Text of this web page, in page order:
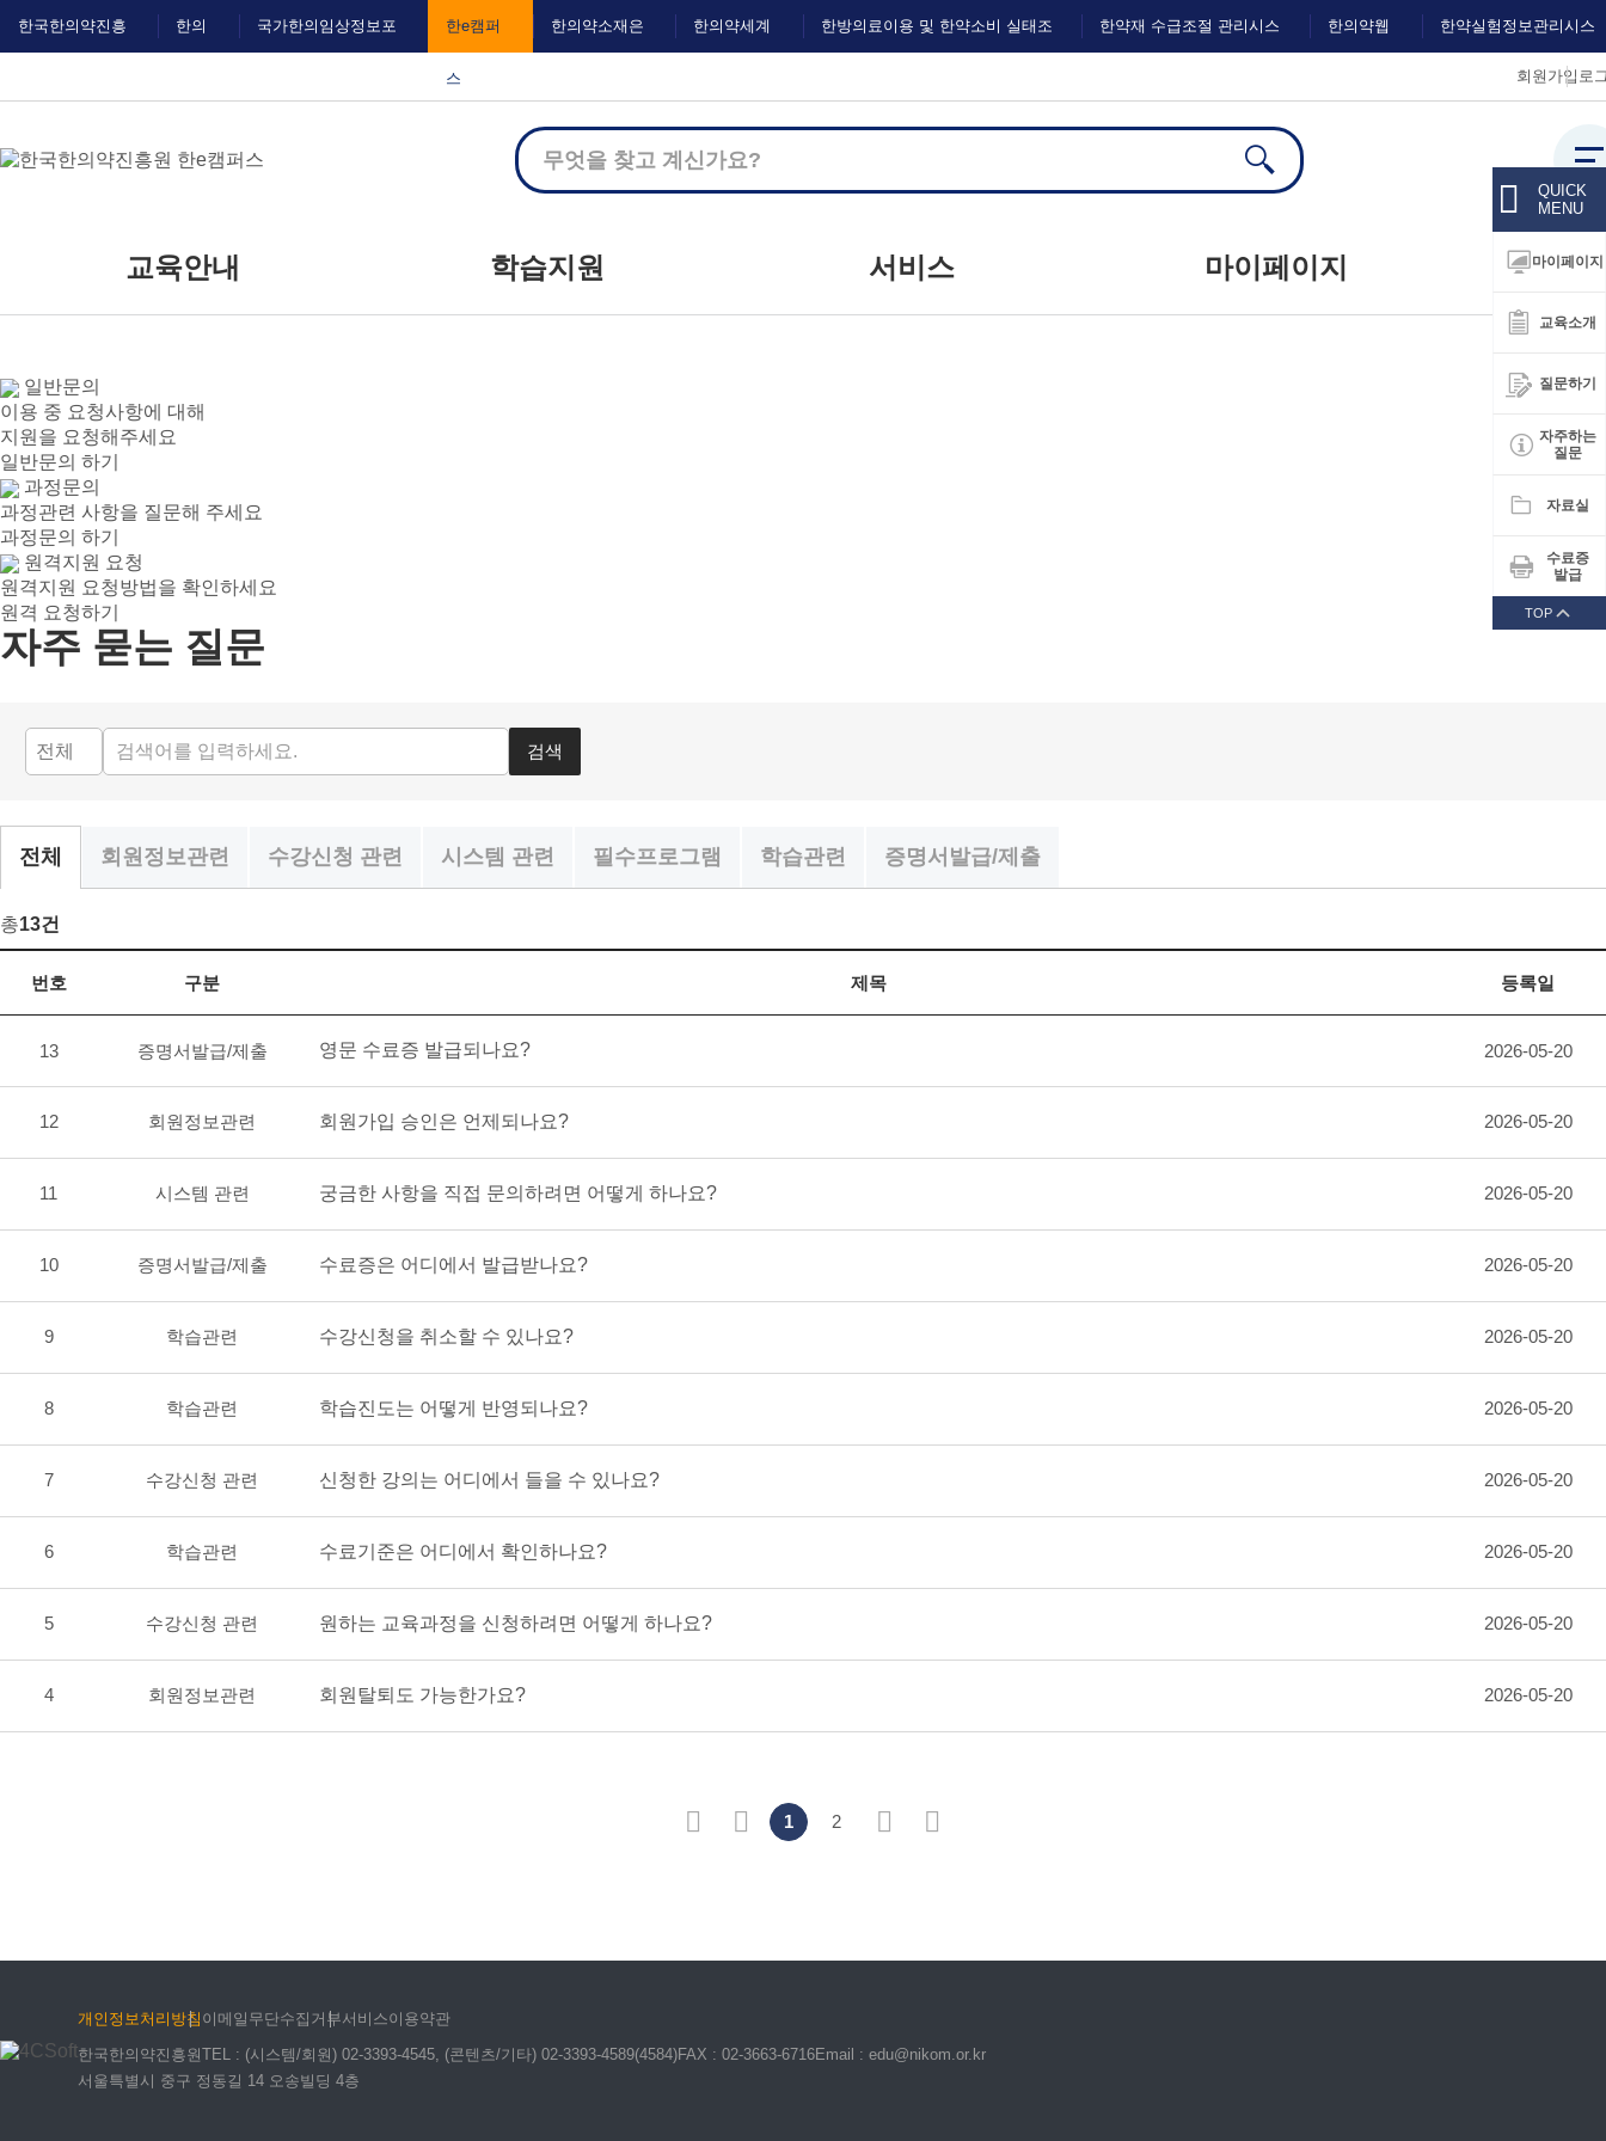
바
가
바
가
한국한의약진흥 한의 국가한의임상정보포 한e캠퍼
스
한의약소재은 한의약세계 한방의료이용 및 한약소비 실태조 한약재 수급조절 관리시스 한의약웹 한약실험정보관리시스
회원가입 로
검색
교육안내 학습지원 서비스 마이페이지
일반문의
이용 중 요청사항에 대해
지원을 요청해주세요
일반문의 하기
과정문의
과정관련 사항을 질문해 주세요
과정문의 하기
원격지원 요청
원격지원 요청방법을 확인하세요
원격 요청하기
자주 묻는 질문
검색
전체 회원정보관련 수강신청 관련 시스템 관련 필수프로그램 학습관련 증명서발급/제출
총13건
번호
구분 제목 등록일
13 증명서발급/제출 영문 수료증 발급되나요? 2026-05-20
12 회원정보관련 회원가입 승인은 언제되나요? 2026-05-20
11 시스템 관련 궁금한 사항을 직접 문의하려면 어떻게 하나요? 2026-05-20
10 증명서발급/제출 수료증은 어디에서 발급받나요? 2026-05-20
9 학습관련 수강신청을 취소할 수 있나요? 2026-05-20
8 학습관련 학습진도는 어떻게 반영되나요? 2026-05-20
7 수강신청 관련 신청한 강의는 어디에서 들을 수 있나요? 2026-05-20
6 학습관련 수료기준은 어디에서 확인하나요? 2026-05-20
5 수강신청 관련 원하는 교육과정을 신청하려면 어떻게 하나요? 2026-05-20
4 회원정보관련 회원탈퇴도 가능한가요? 2026-05-20
이전 1 2
QUICK
MENU
마이페이지
교육소개
질문하기
자주하는
질문
자료실
수료증
발급
TOP
개인정보처리방침 이메일무단수집거부서비스이용약관
한국한의약진흥원TEL : (시스템/회원) 02-3393-4545, (콘텐츠/기타) 02-3393-4589(4584)FAX : 02-3663-6716Email : edu@nikom.or.kr
서울특별시 중구 정동길 14 오송빌딩 4층